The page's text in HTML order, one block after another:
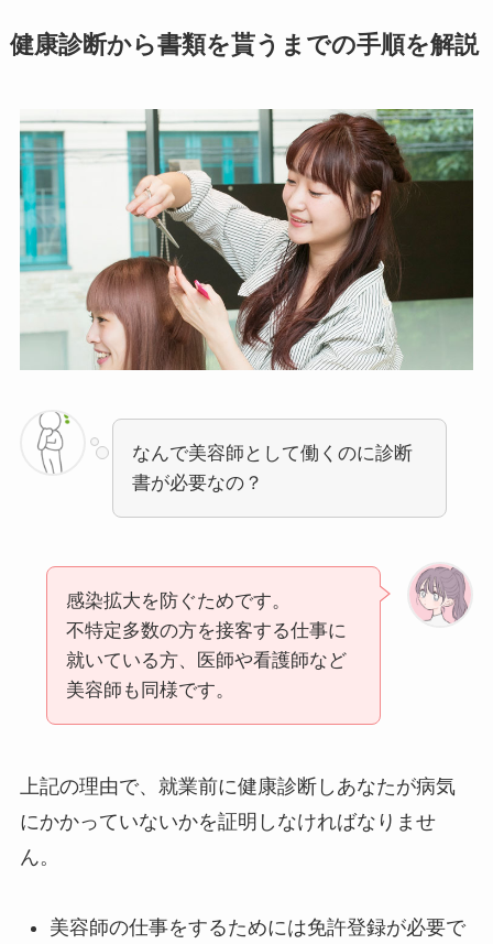
健康診断から書類を貰うまでの手順を解説
なんで美容師として働くのに診断
書が必要なの？
感染拡大を防ぐためです。
不特定多数の方を接客する仕事に
就いている方、医師や看護師など
美容師も同様です。
上記の理由で、就業前に健康診断しあなたが病気
にかかっていないかを証明しなければなりませ
ん。
美容師の仕事をするためには免許登録が必要で